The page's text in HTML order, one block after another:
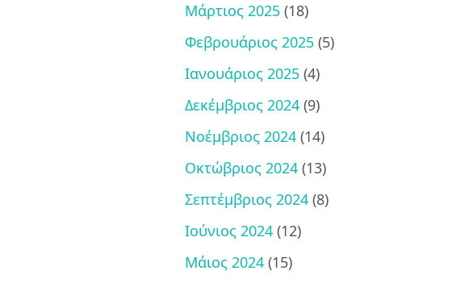
Μάρτιος 2025 (18)
Φεβρουάριος 2025 (5)
Ιανουάριος 2025 (4)
Δεκέμβριος 2024 (9)
Νοέμβριος 2024 (14)
Οκτώβριος 2024 (13)
Σεπτέμβριος 2024 (8)
Ιούνιος 2024 (12)
Μάιος 2024 (15)